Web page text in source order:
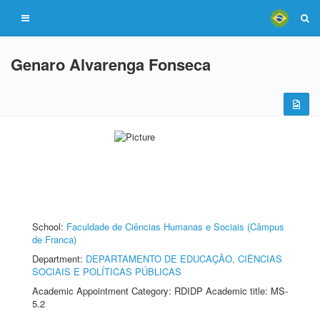
Genaro Alvarenga Fonseca
School: Faculdade de Ciências Humanas e Sociais (Câmpus
de Franca)
Department: DEPARTAMENTO DE EDUCAÇÃO, CIÊNCIAS
SOCIAIS E POLÍTICAS PÚBLICAS
Academic Appointment Category: RDIDP Academic title: MS-
5.2